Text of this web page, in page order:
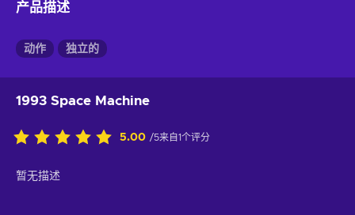
产品描述
动作 独立的
1993 Space Machine
5.00 /5来自1个评分
暂无描述